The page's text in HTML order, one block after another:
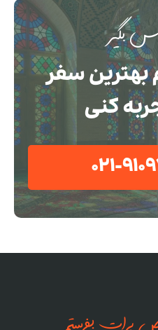
بگیر
بهترین سفر
کنی
021-